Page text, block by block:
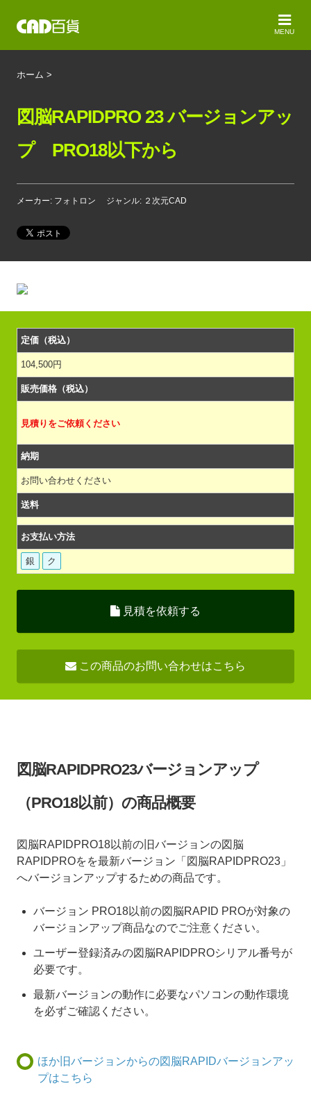
MENU
ホーム >
図脳RAPIDPRO 23 バージョンアッ
プ PRO18以下から
メーカー: フォトロン ジャンル: ２次元CAD
定価（税込）
104,500円
販売価格（税込）
見積りをご依頼ください
納期
お問い合わせください
送料
お支払い方法
銀 ク
見積を依頼する
この商品のお問い合わせはこちら
図脳RAPIDPRO23バージョンアップ
（PRO18以前）の商品概要
図脳RAPIDPRO18以前の旧バージョンの図脳
RAPIDPROをを最新バージョン「図脳RAPIDPRO23」
へバージョンアップするための商品です。
バージョン PRO18以前の図脳RAPID PROが対象の
バージョンアップ商品なのでご注意ください。
ユーザー登録済みの図脳RAPIDPROシリアル番号が
必要です。
最新バージョンの動作に必要なパソコンの動作環境
を必ずご確認ください。
ほか旧バージョンからの図脳RAPIDバージョンアッ
プはこちら